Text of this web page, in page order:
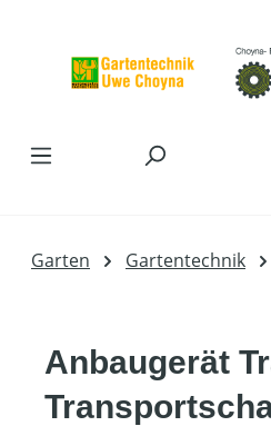
Garten Gartentechnik
Anbaugerät